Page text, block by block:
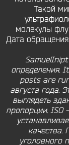
Такой
молекулы
Дата
определения.
posts are
августа года.
выглядеть
пропорции. ISO
качества.
уголовного